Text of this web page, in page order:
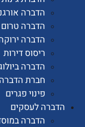
הדברה אורגנית
הדברה טרום אירוע
הדברה ירוקה
ריסוס דירות
הדברה ביולוגית
חברת הדברה
פינוי פגרים
לעסקים
הדברה במוסדות חינוך